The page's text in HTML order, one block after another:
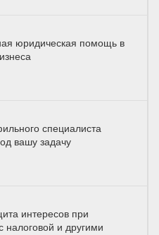
юридическая помощь в
специалиста
вашу задачу
интересов при
налоговой и другими